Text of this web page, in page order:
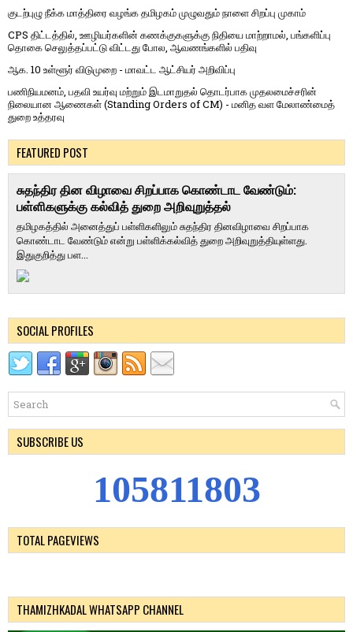
குடற்புழு நீக்க மாத்திரை வழங்க தமிழகம் முழுவதும் நாளை சிறப்பு முகாம்
CPS திட்டத்தில், ஊழியர்களின் கணக்குகளுக்கு நிதியை மாற்றாமல், பங்களிப்பு
தொகை செலுத்தப்பட்டு விட்டது போல, ஆவணங்களில் பதிவு
ஆக. 10 உள்ளூர் விடுமுறை - மாவட்ட ஆட்சியர் அறிவிப்பு
பணிநியமனம், பதவி உயர்வு மற்றும் இடமாறுதல் தொடர்பாக முதலமைச்சரின்
நிலையான ஆணைகள் (Standing Orders of CM) - மனித வள மேலாண்மைத்
துறை உத்தரவு
FEATURED POST
சுதந்திர தின விழாவை சிறப்பாக கொண்டாட வேண்டும்:
பள்ளிகளுக்கு கல்வித் துறை அறிவுறுத்தல்
தமிழகத்தில் அனைத்துப் பள்ளிகளிலும் சுதந்திர தினவிழாவை சிறப்பாக
கொண்டாட வேண்டும் என்று பள்ளிக்கல்வித் துறை அறிவுறுத்தியுள்ளது.
இதுகுறித்து பள...
SOCIAL PROFILES
SUBSCRIBE US
105811803
TOTAL PAGEVIEWS
THAMIZHKADAL WHATSAPP CHANNEL